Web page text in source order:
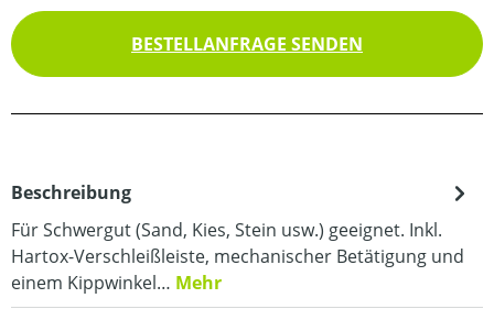
BESTELLANFRAGE SENDEN
Beschreibung
Für Schwergut (Sand, Kies, Stein usw.) geeignet. Inkl.
Hartox-Verschleißleiste, mechanischer Betätigung und
einem Kippwinkel… Mehr